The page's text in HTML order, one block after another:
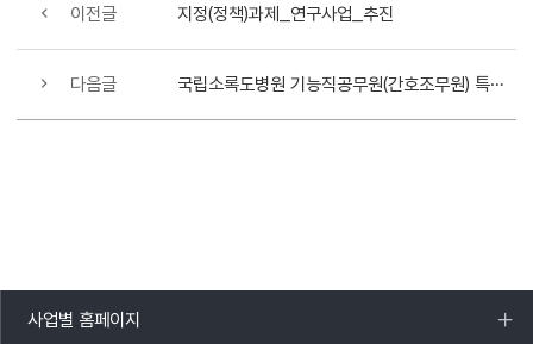
이전글 지정(정책)과제_연구사업_추진
다음글 국립소록도병원 기능직공무원(간호조무원) 특별채용 공고
사업별 홈페이지
목록